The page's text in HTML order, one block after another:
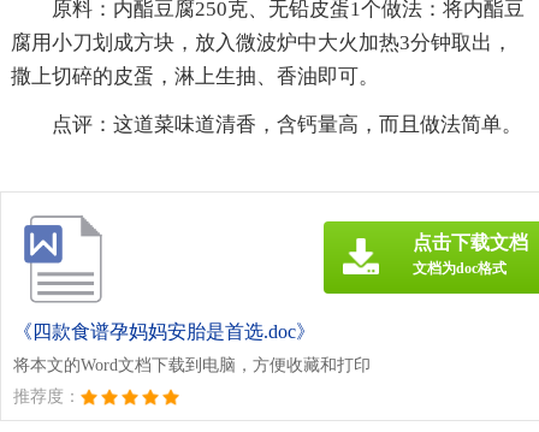
原料：内酯豆腐250克、无铅皮蛋1个做法：将内酯豆
腐用小刀划成方块，放入微波炉中大火加热3分钟取出，
撒上切碎的皮蛋，淋上生抽、香油即可。
点评：这道菜味道清香，含钙量高，而且做法简单。
《四款食谱孕妈妈安胎是首选.doc》
将本文的Word文档下载到电脑，方便收藏和打印
推荐度：
点击下载文档
文档为doc格式